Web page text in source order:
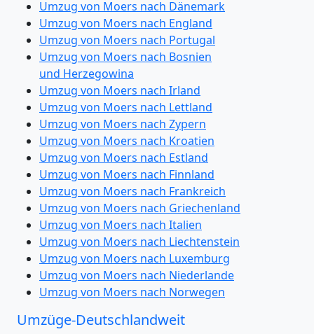
Umzug von Moers nach Dänemark
Umzug von Moers nach England
Umzug von Moers nach Portugal
Umzug von Moers nach Bosnien
und Herzegowina
Umzug von Moers nach Irland
Umzug von Moers nach Lettland
Umzug von Moers nach Zypern
Umzug von Moers nach Kroatien
Umzug von Moers nach Estland
Umzug von Moers nach Finnland
Umzug von Moers nach Frankreich
Umzug von Moers nach Griechenland
Umzug von Moers nach Italien
Umzug von Moers nach Liechtenstein
Umzug von Moers nach Luxemburg
Umzug von Moers nach Niederlande
Umzug von Moers nach Norwegen
Umzüge-Deutschlandweit